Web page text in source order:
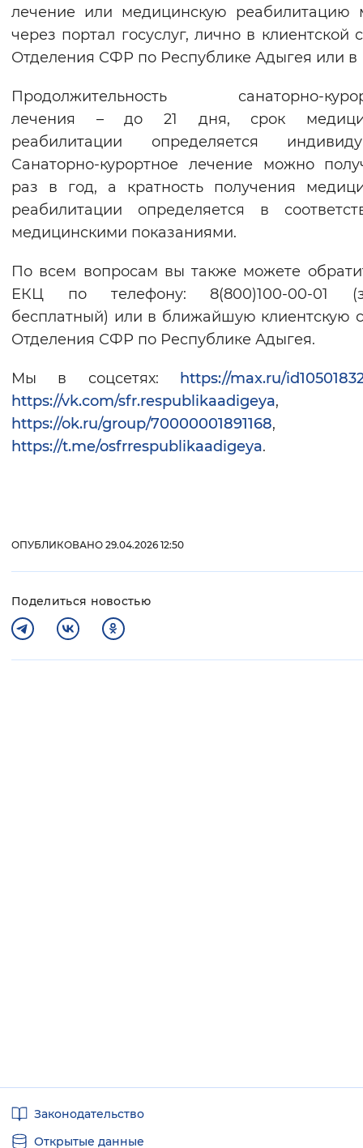
лечение или медицинскую реабилитацию
через портал госуслуг, лично в клиентской
Отделения СФР по Республике Адыгея или
Продолжительность санаторно-
лечения – до 21 дня, срок
реабилитации определяется
Санаторно-курортное лечение можно
раз в год, а кратность получения
реабилитации определяется в
медицинскими показаниями.
По всем вопросам вы также можете
ЕКЦ по телефону: 8(800)100-00-01
бесплатный) или в ближайшую клиентскую
Отделения СФР по Республике Адыгея.
Мы в соцсетях:
https://max.ru/
https://vk.com/sfr.respublikaadigeya,
https://ok.ru/group/70000001891168,
https://t.me/osfrrespublikaadigeya.
ОПУБЛИКОВАНО 29.04.2026 12:50
Поделиться новостью
ссылкиЗаконодательство
Открытые данные